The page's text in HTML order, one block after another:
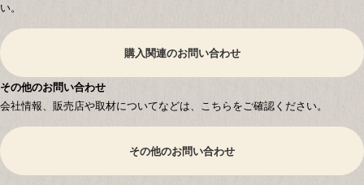
い。
購入関連のお問い合わせ
その他のお問い合わせ
会社情報、販売店や取材についてなどは、こちらをご確認ください。
その他のお問い合わせ